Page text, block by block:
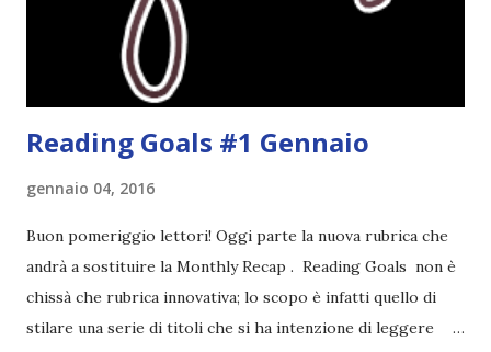
streghe di Salem e se oltre alle streghe aggiungiamo
mondi paralleli e gemelle malefiche, la mia curiosità monta
Reading Goals #1 Gennaio
gennaio 04, 2016
Buon pomeriggio lettori! Oggi parte la nuova rubrica che
andrà a sostituire la Monthly Recap . Reading Goals non è
chissà che rubrica innovativa; lo scopo è infatti quello di
stilare una serie di titoli che si ha intenzione di leggere